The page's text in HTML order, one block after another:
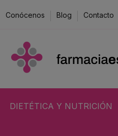
Conócenos Blog Contacto
DIETÉTICA Y NUTRICIÓN